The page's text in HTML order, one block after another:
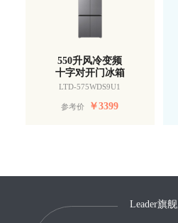
550升风冷变频
十字对开门冰箱
LTD-575WDS9U1
参考价 ￥3399
Leader旗